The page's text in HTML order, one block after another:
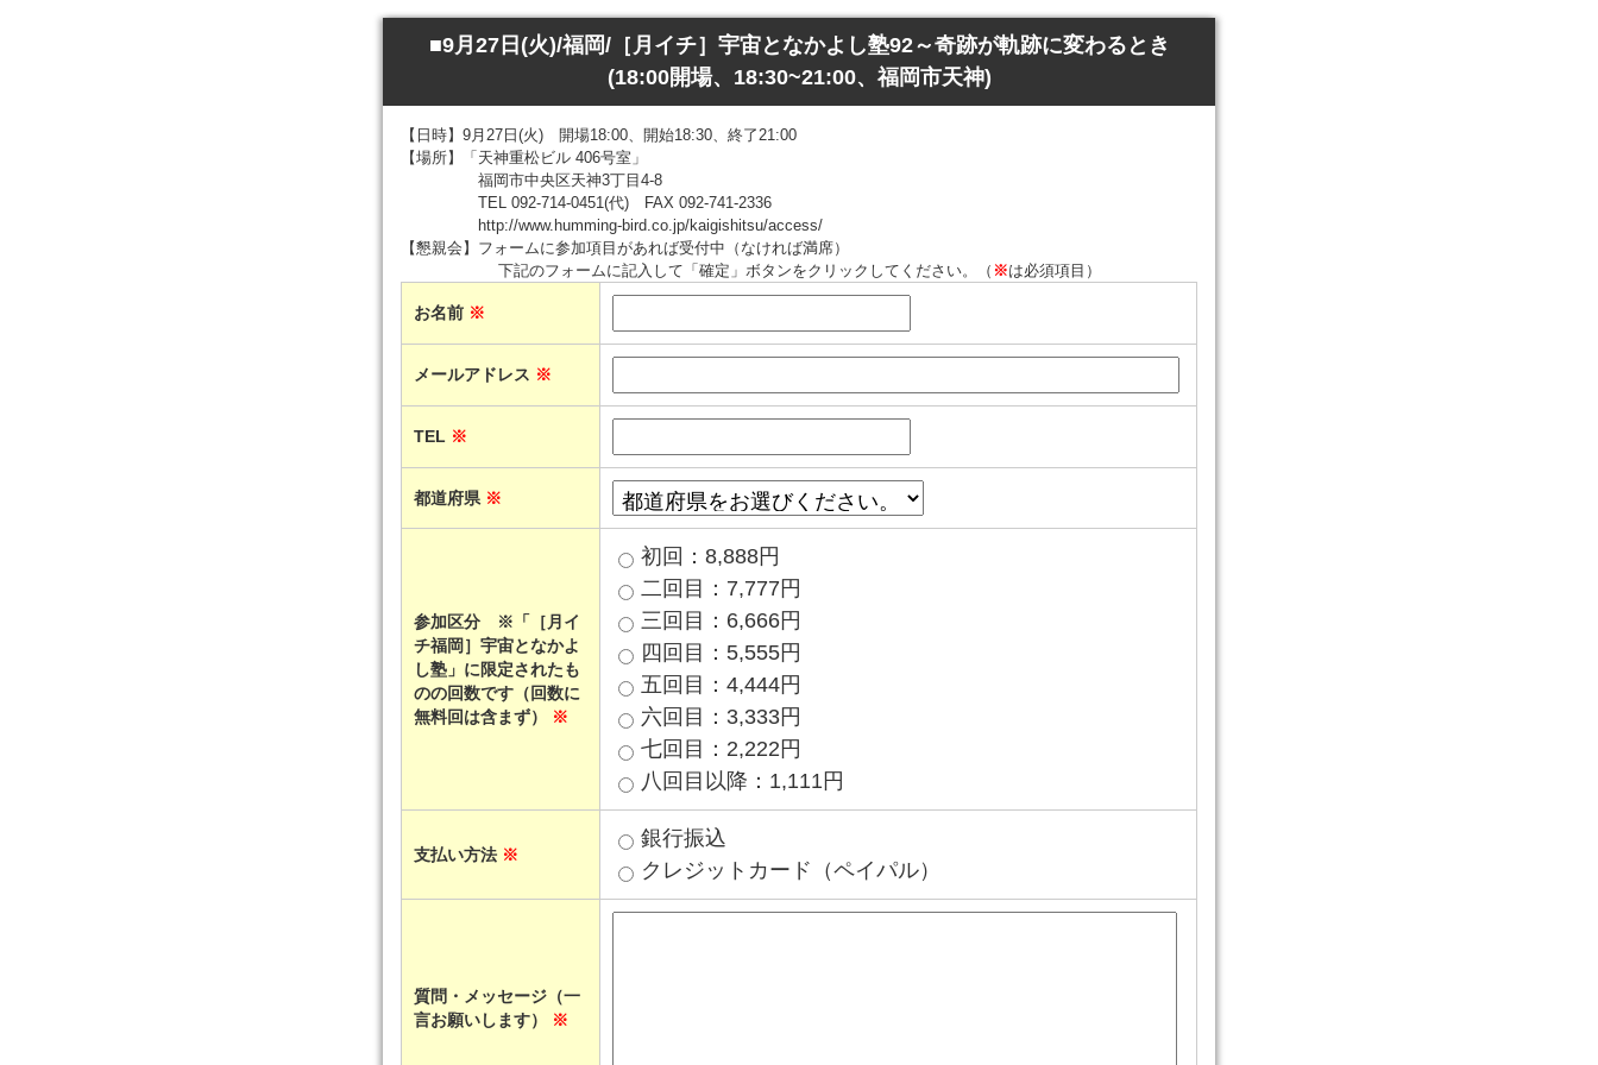
■9月27日(火)/福岡/［月イチ］宇宙となかよし塾92～奇跡が軌跡に変わるとき
(18:00開場、18:30~21:00、福岡市天神)
【日時】9月27日(火) 開場18:00、開始18:30、終了21:00
【場所】「天神重松ビル 406号室」
福岡市中央区天神3丁目4-8
TEL 092-714-0451(代) FAX 092-741-2336
http://www.humming-bird.co.jp/kaigishitsu/access/
【懇親会】フォームに参加項目があれば受付中（なければ満席）
下記のフォームに記入して「確定」ボタンをクリックしてください。（ ※は必須項目）
お名前 ※
メールアドレス ※
TEL ※
都道府県 ※
参加区分 ※「［月イ
チ福岡］宇宙となかよ
し塾」に限定されたも
のの回数です（回数に
無料回は含まず）
※
初回：8,888円
二回目：7,777円
三回目：6,666円
四回目：5,555円
五回目：4,444円
六回目：3,333円
七回目：2,222円
八回目以降：1,111円
支払い方法 ※
銀行振込
クレジットカード（ペイパル）
質問・メッセージ（一
言お願いします）
※